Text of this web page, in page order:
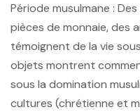
Période musulmane :
pièces de monnaie, des
témoignent de la vie
objets montrent
sous la domination
cultures (chrétienne et